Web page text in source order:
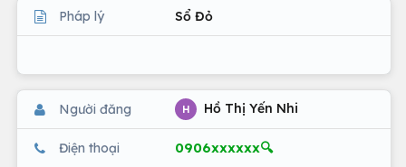
Pháp lý Sổ Đỏ
Người đăng H Hồ Thị Yến Nhi
Điện thoại 0906xxxxxx🔍